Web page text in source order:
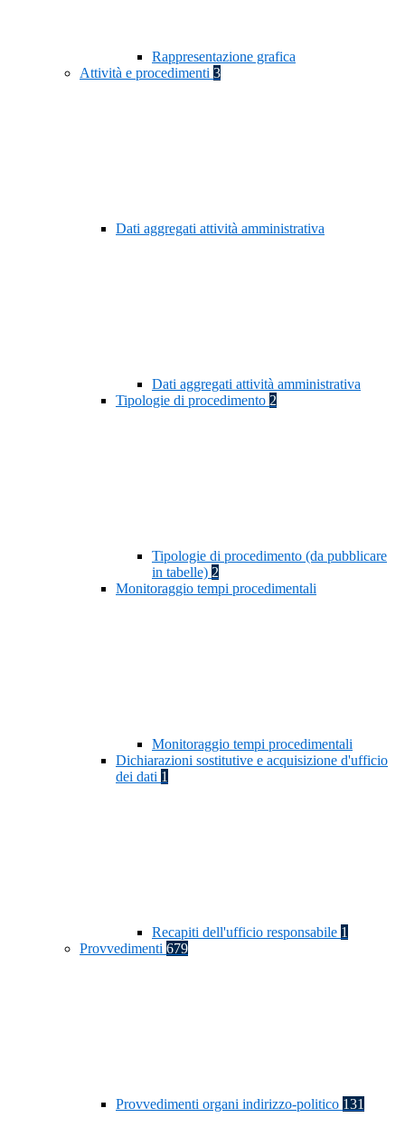
Rappresentazione grafica
Attività e procedimenti 3
Dati aggregati attività amministrativa
Dati aggregati attività amministrativa
Tipologie di procedimento 2
Tipologie di procedimento (da pubblicare
in tabelle) 2
Monitoraggio tempi procedimentali
Monitoraggio tempi procedimentali
Dichiarazioni sostitutive e acquisizione d'ufficio
dei dati 1
Recapiti dell'ufficio responsabile 1
Provvedimenti 679
Provvedimenti organi indirizzo-politico 131